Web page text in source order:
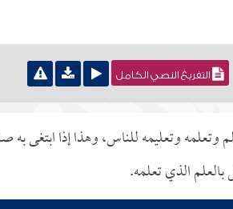
التفريغ النصي الكامل
وتعليمه للناس، وهذا إذا ابتغى به
بالعلم الذي تعلمه.